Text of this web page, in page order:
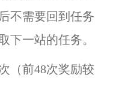
不需要回到任务
下一站的任务。
（前48次奖励较